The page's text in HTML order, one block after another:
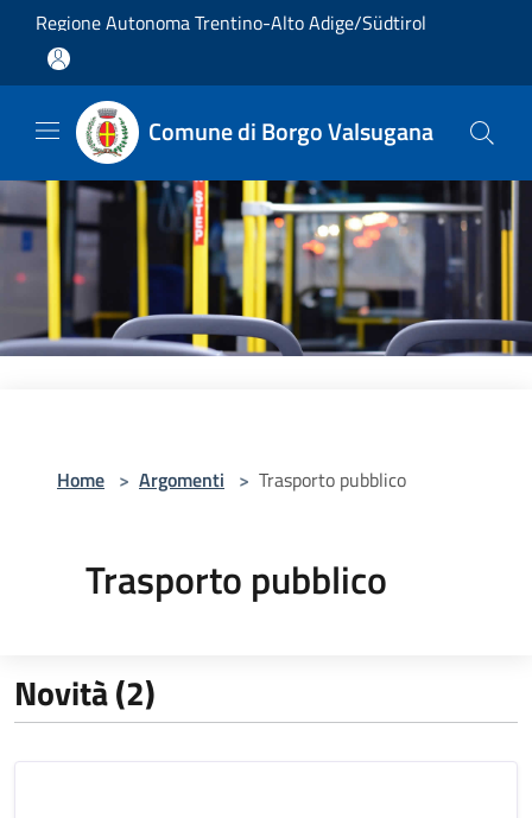
Salta al contenuto principale
Regione Autonoma Trentino-Alto Adige/Südtirol
Comune di Borgo Valsugana
Home > Argomenti > Trasporto pubblico
Trasporto pubblico
Novità (2)